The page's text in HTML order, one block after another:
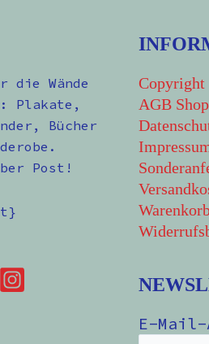
Wände
Plakate,
Bücher
Post!
Copyright
AGB Shop
E-Mail-